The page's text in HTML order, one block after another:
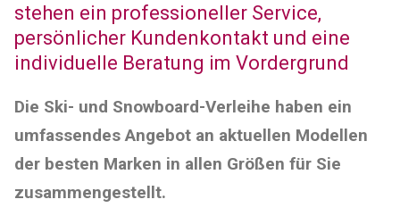
stehen ein professioneller Service,
persönlicher Kundenkontakt und eine
individuelle Beratung im Vordergrund
Die Ski- und Snowboard-Verleihe haben ein
umfassendes Angebot an aktuellen Modellen
der besten Marken in allen Größen für Sie
zusammengestellt.